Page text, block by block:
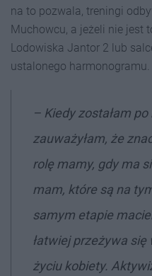
na to pozwala, treningi
Muchowcu, a jeżeli nie jest
Lodowiska Jantor 2 lub
ustalonego harmonogramu.
– Kiedy zostałam
zauważyłam, że
rolę mamy, gdy ma
mam, które są na
samym etapie
łatwiej przeżywa
życiu kobiety.